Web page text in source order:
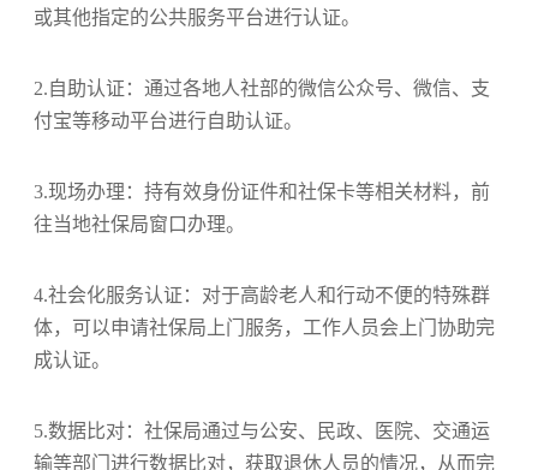
或其他指定的公共服务平台进行认证。
‌2.自助认证‌：通过各地人社部的微信公众号、微信、支
付宝等移动平台进行自助认证。
‌3.现场办理‌：持有效身份证件和社保卡等相关材料，前
往当地社保局窗口办理。
‌4.社会化服务认证‌：对于高龄老人和行动不便的特殊群
体，可以申请社保局上门服务，工作人员会上门协助完
成认证。
‌5.数据比对‌：社保局通过与公安、民政、医院、交通运
输等部门进行数据比对，获取退休人员的情况，从而完